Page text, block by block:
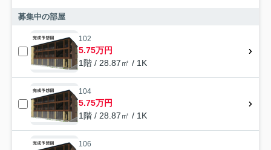
募集中の部屋
102
5.75万円
1階 / 28.87㎡ / 1K
104
5.75万円
1階 / 28.87㎡ / 1K
106